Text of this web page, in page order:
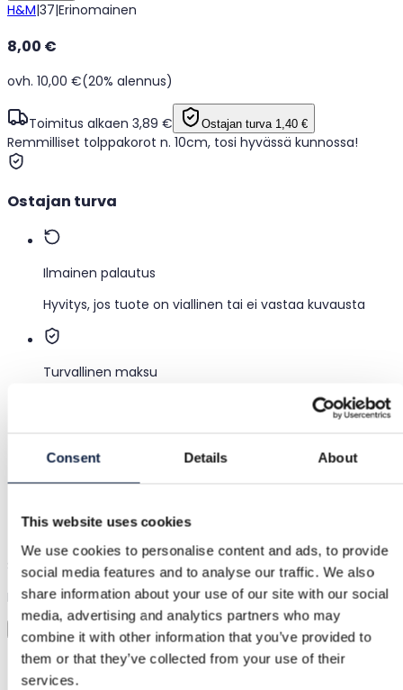
Consent Details About
This website uses cookies
We use cookies to personalise content and ads, to provide
social media features and to analyse our traffic. We also
share information about your use of our site with our social
media, advertising and analytics partners who may
combine it with other information that you’ve provided to
them or that they’ve collected from your use of their
services.
H&M|37|Erinomainen
Remmilliset tolppakorot n. 10cm, tosi hyvässä kunnossa!
8,00 €
ovh. 10,00 €(20% alennus)
Toimitus alkaen 3,89 € Ostajan turva 1,40 €
Ostajan turva
Ilmainen palautus
Hyvitys, jos tuote on viallinen tai ei vastaa kuvausta
Turvallinen maksu
Varat säilytetään, kunnes vahvistat tuotteen olevan
Asiakastuki
Nopea apu, kun tarvitset sitä
Sovita ennen ostamista
Lataa kuva ja sovita mitä tahansa
Virtuaalinen sovitus
Kategoria